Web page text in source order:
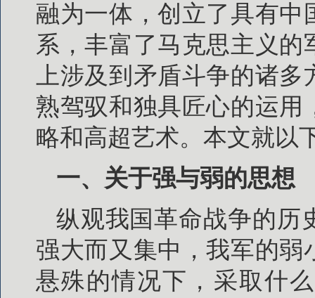
融为一体，创立了具有
系，丰富了马克思主义
上涉及到矛盾斗争的诸
熟驾驭和独具匠心的运
略和高超艺术。本文就以
一、关于强与弱的思想
纵观我国革命战争的历
强大而又集中，我军的
悬殊的情况下，采取什